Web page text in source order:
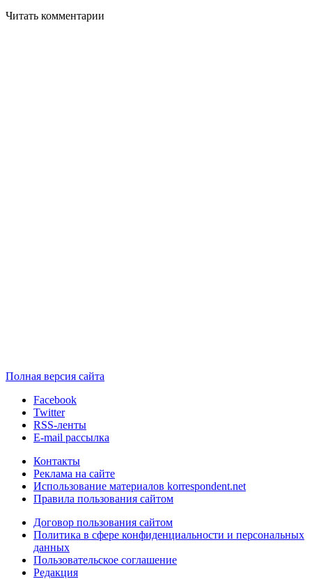
Читать комментарии
Полная версия сайта
Facebook
Twitter
RSS-ленты
E-mail рассылка
Контакты
Реклама на сайте
Использование материалов korrespondent.net
Правила пользования сайтом
Договор пользования сайтом
Политика в сфере конфиденциальности и персональных
данных
Пользовательское соглашение
Редакция